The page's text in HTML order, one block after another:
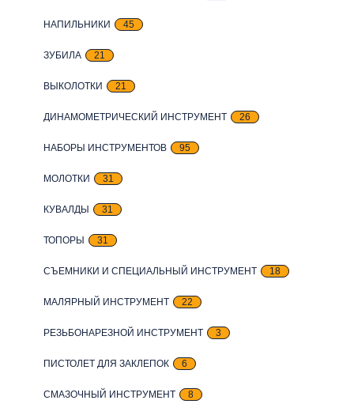
НАПИЛЬНИКИ 45
ЗУБИЛА 21
ВЫКОЛОТКИ 21
ДИНАМОМЕТРИЧЕСКИЙ ИНСТРУМЕНТ 26
НАБОРЫ ИНСТРУМЕНТОВ 95
МОЛОТКИ 31
КУВАЛДЫ 31
ТОПОРЫ 31
СЪЕМНИКИ И СПЕЦИАЛЬНЫЙ ИНСТРУМЕНТ 18
МАЛЯРНЫЙ ИНСТРУМЕНТ 22
РЕЗЬБОНАРЕЗНОЙ ИНСТРУМЕНТ 3
ПИСТОЛЕТ ДЛЯ ЗАКЛЕПОК 6
СМАЗОЧНЫЙ ИНСТРУМЕНТ 8